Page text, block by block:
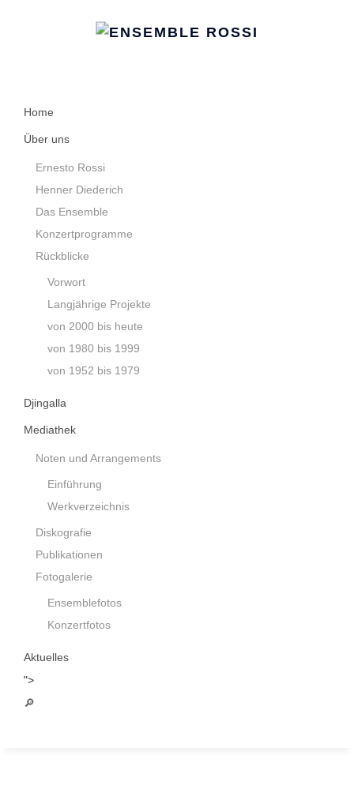
Home
Über uns
Ernesto Rossi
Henner Diederich
Das Ensemble
Konzertprogramme
Rückblicke
Vorwort
Langjährige Projekte
von 2000 bis heute
von 1980 bis 1999
von 1952 bis 1979
Djingalla
Mediathek
Noten und Arrangements
Einführung
Werkverzeichnis
Diskografie
Publikationen
Fotogalerie
Ensemblefotos
Konzertfotos
Aktuelles
">
🔎